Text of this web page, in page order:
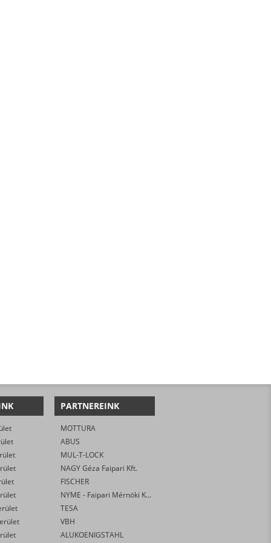
PARTNEREINK
MOTTURA
ABUS
MUL-T-LOCK
NAGY Géza Faipari Kft.
FISCHER
NYME - Faipari Mérnöki Kar
TESA
VBH
ALUKOENIGSTAHL